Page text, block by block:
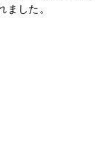
ました。